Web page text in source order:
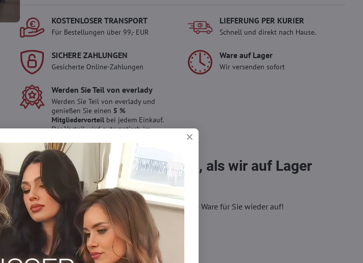
KOSTENLOSER TRANSPORT
Für Bestellungen über 99,- EUR
LIEFERUNG PER KURIER
Schnell und direkt nach Hause.
SICHERE ZAHLUNGEN
Gesicherte Online-Zahlungen
Ware auf Lager
Wir versenden sofort
Werden Sie Teil von everlady
Werden Sie Teil von everlady und
genießen Sie einen 5 %
Mitgliedervorteilbei jedem Einkauf.
Der Vorteil wird automatisch im
Möchten Sie mehr bestellen, als wir auf Lager
haben?
Zögern Sie nicht, uns zu kontaktieren, wir füllen die Ware für Sie wieder auf!
info​@everlady​.eu